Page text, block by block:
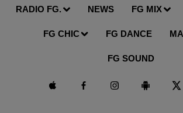
RADIO FG. NEWS FG MIX
FG CHIC FG DANCE
FG SOUND